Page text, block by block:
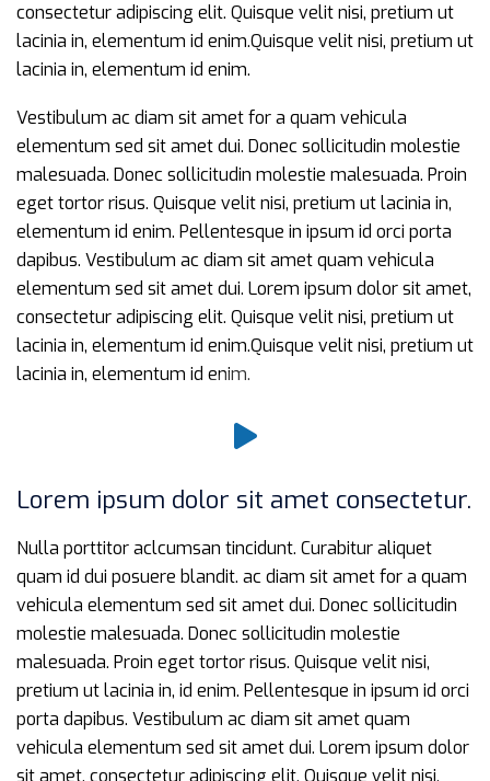
consectetur adipiscing elit. Quisque velit nisi, pretium ut
lacinia in, elementum id enim.Quisque velit nisi, pretium ut
lacinia in, elementum id enim.
Vestibulum ac diam sit amet for a quam vehicula
elementum sed sit amet dui. Donec sollicitudin molestie
malesuada. Donec sollicitudin molestie malesuada. Proin
eget tortor risus. Quisque velit nisi, pretium ut lacinia in,
elementum id enim. Pellentesque in ipsum id orci porta
dapibus. Vestibulum ac diam sit amet quam vehicula
elementum sed sit amet dui. Lorem ipsum dolor sit amet,
consectetur adipiscing elit. Quisque velit nisi, pretium ut
lacinia in, elementum id enim.Quisque velit nisi, pretium ut
lacinia in, elementum id enim.
Lorem ipsum dolor sit amet consectetur.
Nulla porttitor aclcumsan tincidunt. Curabitur aliquet
quam id dui posuere blandit. ac diam sit amet for a quam
vehicula elementum sed sit amet dui. Donec sollicitudin
molestie malesuada. Donec sollicitudin molestie
malesuada. Proin eget tortor risus. Quisque velit nisi,
pretium ut lacinia in, id enim. Pellentesque in ipsum id orci
porta dapibus. Vestibulum ac diam sit amet quam
vehicula elementum sed sit amet dui. Lorem ipsum dolor
sit amet, consectetur adipiscing elit. Quisque velit nisi,